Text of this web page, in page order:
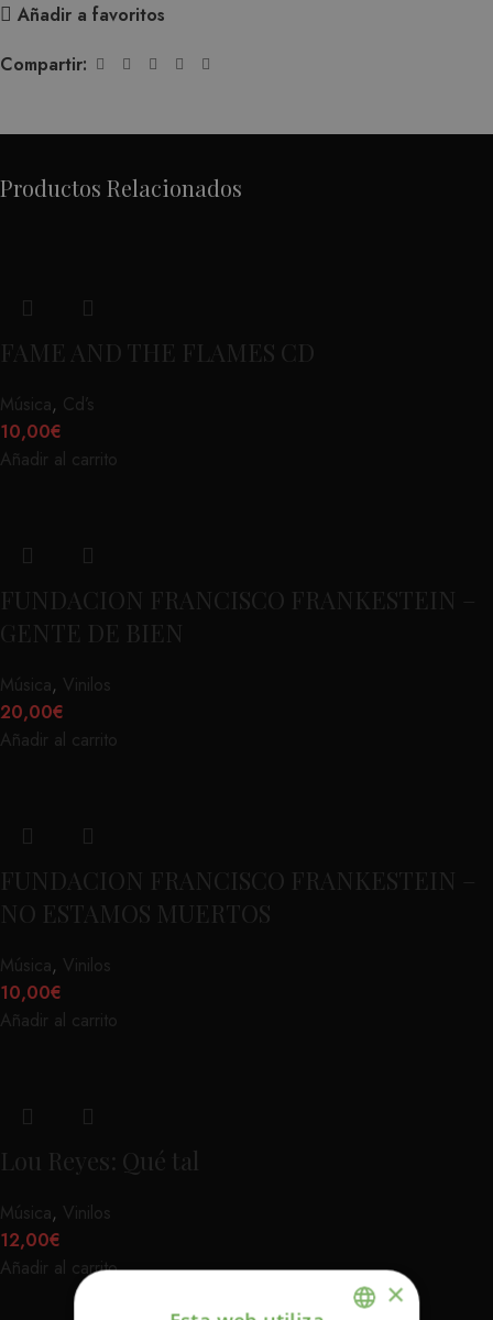
Añadir a favoritos
Compartir:
Productos Relacionados
FAME AND THE FLAMES CD
Música, Cd’s
10,00€
Añadir al carrito
FUNDACION FRANCISCO FRANKESTEIN –
GENTE DE BIEN
Música, Vinilos
20,00€
Añadir al carrito
FUNDACION FRANCISCO FRANKESTEIN –
NO ESTAMOS MUERTOS
Música, Vinilos
10,00€
Añadir al carrito
Lou Reyes: Qué tal
Música, Vinilos
12,00€
Añadir al carrito
×